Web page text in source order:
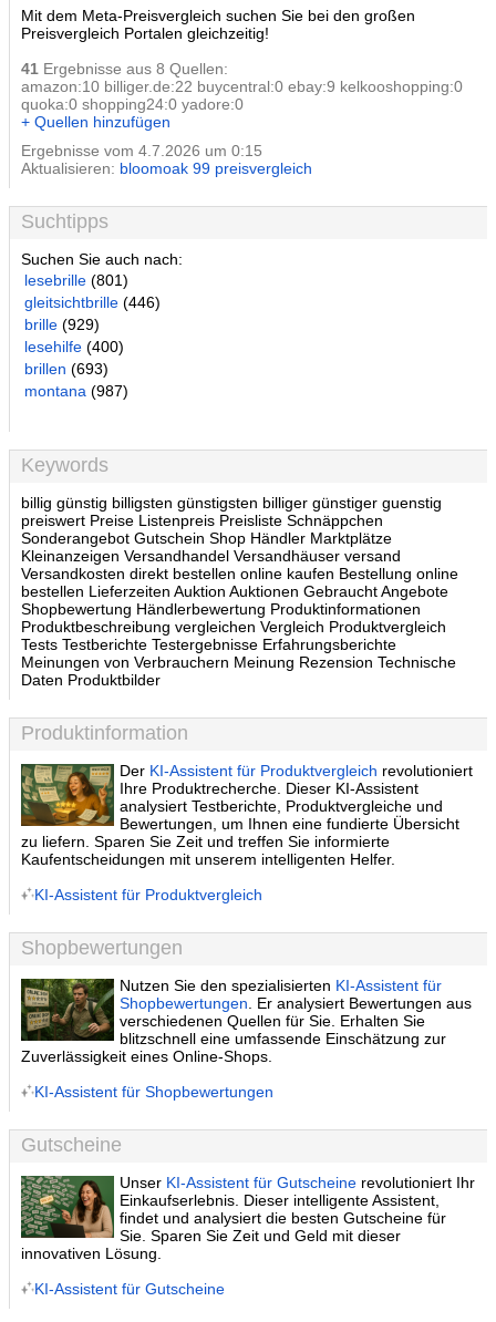
Mit dem Meta-Preisvergleich suchen Sie bei den großen
Preisvergleich Portalen gleichzeitig!
41 Ergebnisse aus 8 Quellen:
amazon:10 billiger.de:22 buycentral:0 ebay:9 kelkooshopping:0
quoka:0 shopping24:0 yadore:0
+ Quellen hinzufügen
Ergebnisse vom 4.7.2026 um 0:15
Aktualisieren: bloomoak 99 preisvergleich
Suchtipps
Suchen Sie auch nach:
lesebrille (801)
gleitsichtbrille (446)
brille (929)
lesehilfe (400)
brillen (693)
montana (987)
Keywords
billig günstig billigsten günstigsten billiger günstiger guenstig
preiswert Preise Listenpreis Preisliste Schnäppchen
Sonderangebot Gutschein Shop Händler Marktplätze
Kleinanzeigen Versandhandel Versandhäuser versand
Versandkosten direkt bestellen online kaufen Bestellung online
bestellen Lieferzeiten Auktion Auktionen Gebraucht Angebote
Shopbewertung Händlerbewertung Produktinformationen
Produktbeschreibung vergleichen Vergleich Produktvergleich
Tests Testberichte Testergebnisse Erfahrungsberichte
Meinungen von Verbrauchern Meinung Rezension Technische
Daten Produktbilder
Produktinformation
Der KI-Assistent für Produktvergleich revolutioniert
Ihre Produktrecherche. Dieser KI-Assistent
analysiert Testberichte, Produktvergleiche und
Bewertungen, um Ihnen eine fundierte Übersicht
zu liefern. Sparen Sie Zeit und treffen Sie informierte
Kaufentscheidungen mit unserem intelligenten Helfer.
KI-Assistent für Produktvergleich
Shopbewertungen
Nutzen Sie den spezialisierten KI-Assistent für
Shopbewertungen . Er analysiert Bewertungen aus
verschiedenen Quellen für Sie. Erhalten Sie
blitzschnell eine umfassende Einschätzung zur
Zuverlässigkeit eines Online-Shops.
KI-Assistent für Shopbewertungen
Gutscheine
Unser KI-Assistent für Gutscheine revolutioniert Ihr
Einkaufserlebnis. Dieser intelligente Assistent,
findet und analysiert die besten Gutscheine für
Sie. Sparen Sie Zeit und Geld mit dieser
innovativen Lösung.
KI-Assistent für Gutscheine